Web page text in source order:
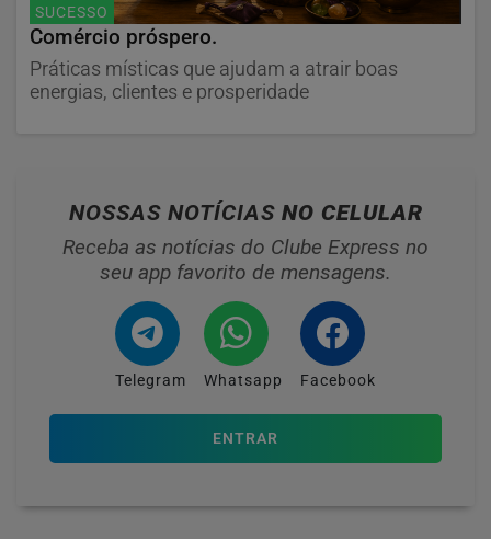
SUCESSO
Comércio próspero.
Práticas místicas que ajudam a atrair boas
energias, clientes e prosperidade
NOSSAS NOTÍCIAS NO CELULAR
Receba as notícias do Clube Express no
seu app favorito de mensagens.
Telegram Whatsapp Facebook
ENTRAR